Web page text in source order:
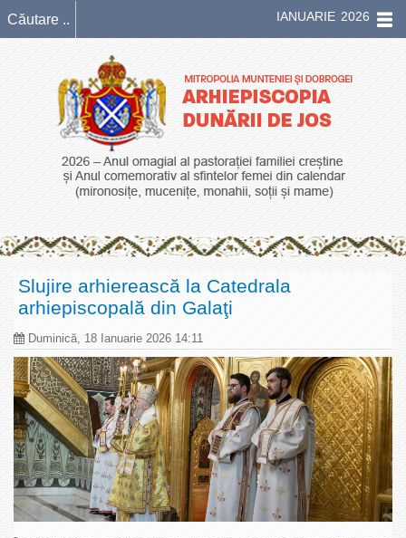
IANUARIE 2026
Slujire arhierească la Catedrala
arhiepiscopală din Galaţi
Duminică, 18 Ianuarie 2026 14:11